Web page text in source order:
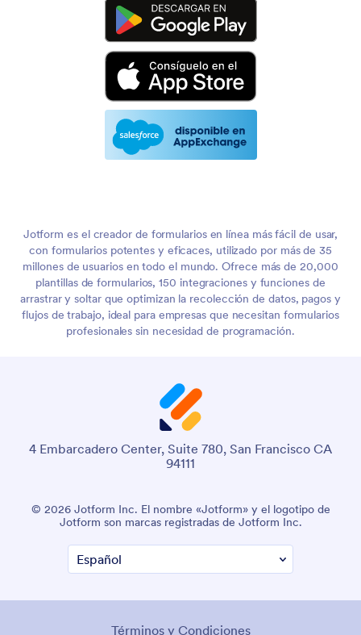
Jotform es el creador de formularios en línea más fácil de usar,
con formularios potentes y eficaces, utilizado por más de 35
millones de usuarios en todo el mundo. Ofrece más de 20,000
plantillas de formularios, 150 integraciones y funciones de
arrastrar y soltar que optimizan la recolección de datos, pagos y
flujos de trabajo, ideal para empresas que necesitan formularios
profesionales sin necesidad de programación.
4 Embarcadero Center, Suite 780, San Francisco CA
94111
© 2026 Jotform Inc. El nombre «Jotform» y el logotipo de
Jotform son marcas registradas de Jotform Inc.
Términos y Condiciones